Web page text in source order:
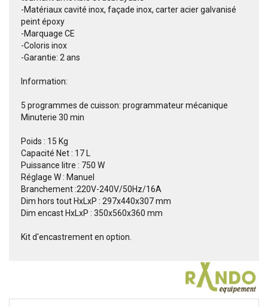
-Matériaux cavité inox, façade inox, carter acier galvanisé
peint époxy
-Marquage CE
-Coloris inox
-Garantie: 2 ans
Information:
5 programmes de cuisson: programmateur mécanique
Minuterie 30 min
Poids : 15 Kg
Capacité Net : 17 L
Puissance litre : 750 W
Réglage W : Manuel
Branchement :220V-240V/50Hz/16A
Dim hors tout HxLxP : 297x440x307 mm
Dim encast HxLxP : 350x560x360 mm
Kit d'encastrement en option.